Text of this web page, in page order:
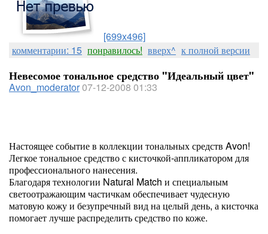
[699x496]
комментарии: 15 понравилось! вверх^ к полной версии
Невесомое тональное средство "Идеальный цвет"
Avon_moderator07-12-2008 01:33
Настоящее событие в коллекции тональных средств Avon!
Легкое тональное средство с кисточкой-аппликатором для
профессионального нанесения.
Благодаря технологии Natural Match и специальным
светоотражающим частичкам обеспечивает чудесную
матовую кожу и безупречный вид на целый день, а кисточка
помогает лучше распределить средство по коже.